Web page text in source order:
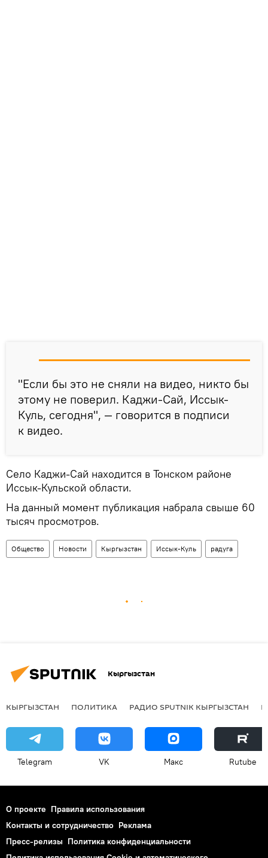
"Если бы это не сняли на видео, никто бы
этому не поверил. Каджи-Сай, Иссык-
Куль, сегодня", — говорится в подписи
к видео.
Село Каджи-Сай находится в Тонском районе
Иссык-Кульской области.
На данный момент публикация набрала свыше 60
тысяч просмотров.
Общество Новости Кыргызстан Иссык-Куль радуга
Кыргызстан
КЫРГЫЗСТАН ПОЛИТИКА РАДИО SPUTNIK КЫРГЫЗСТАН
Telegram VK Макс Rutube
О проекте Правила использования
Контакты и сотрудничество Реклама
Пресс-релизы Политика конфиденциальности